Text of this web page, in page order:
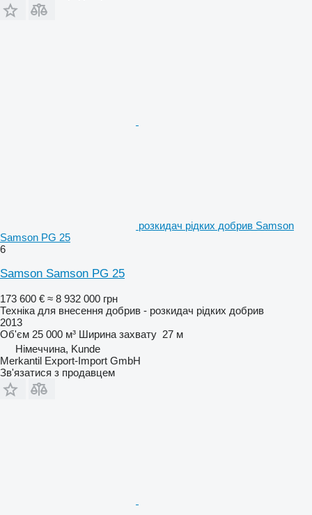
розкидач рідких добрив Samson
Samson PG 25
6
Samson Samson PG 25
173 600 € ≈ 8 932 000 грн
Техніка для внесення добрив - розкидач рідких добрив
2013
Об'єм 25 000 м³ Ширина захвату 27 м
Німеччина, Kunde
Merkantil Export-Import GmbH
Зв'язатися з продавцем